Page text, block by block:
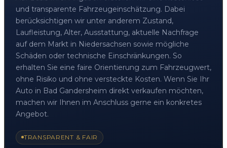
und transparente Fahrzeugeinschätzung. Dabei
berücksichtigen wir unter anderem Zustand,
Laufleistung, Alter, Ausstattung, aktuelle Nachfrage
auf dem Markt in Niedersachsen sowie mögliche
Schäden oder technische Einschränkungen. So
erhalten Sie eine faire Orientierung zum Fahrzeugwert,
ohne Risiko und ohne versteckte Kosten. Wenn Sie Ihr
Auto in Bad Gandersheim direkt verkaufen möchten,
machen wir Ihnen im Anschluss gerne ein konkretes
Angebot.
TRANSPARENT & FAIR